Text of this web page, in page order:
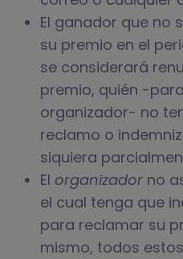
El ganador que no
su premio en el
se considerará
premio, quién -
organizador- no
reclamo o
siquiera
El organizador no
el cual tenga que
para reclamar su
mismo, todos